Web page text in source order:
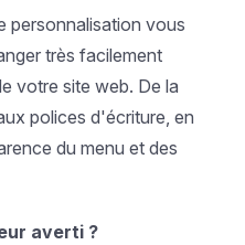
personnalisation vous
très facilement
votre site web. De la
polices d'écriture, en
du menu et des
averti ?